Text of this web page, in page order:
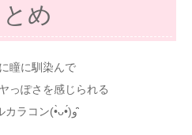
とめ
瞳に馴染んで
っぽさを感じられる
ナチュラルカラコン(•̀ᴗ•́)و ̑̑